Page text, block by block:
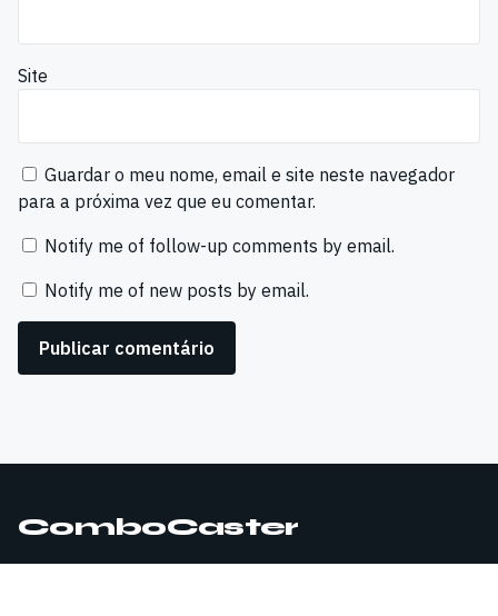
Site
Guardar o meu nome, email e site neste navegador
para a próxima vez que eu comentar.
Notify me of follow-up comments by email.
Notify me of new posts by email.
ComboCaster